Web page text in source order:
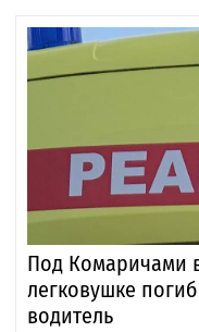
Под Комаричами
легковушке
водитель